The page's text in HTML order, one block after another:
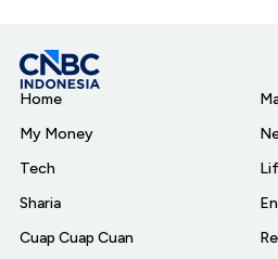
Home
My Money
Tech
Sharia
Cuap Cuap Cuan